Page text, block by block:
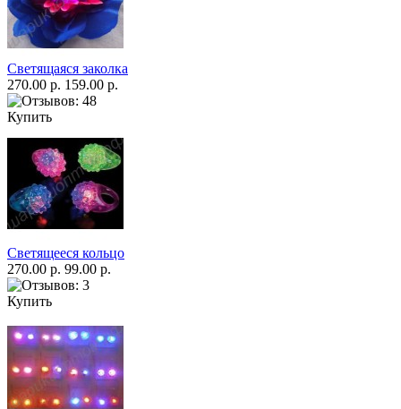
Светящаяся заколка
270.00 р. 159.00 р.
Купить
Светящееся кольцо
270.00 р. 99.00 р.
Купить